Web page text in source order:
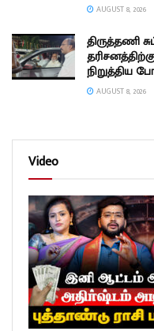
AUGUST 8, 2026
திருத்தணி
நிறுத்திய
AUGUST 8, 2026
Video